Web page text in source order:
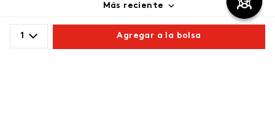
1 Agregar a la bolsa
Más reciente
Cargando comentarios…